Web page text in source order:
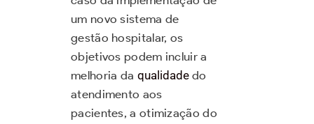
um novo sistema de
gestão hospitalar, os
objetivos podem incluir a
melhoria da qualidadedo
atendimento aos
pacientes, a otimização do